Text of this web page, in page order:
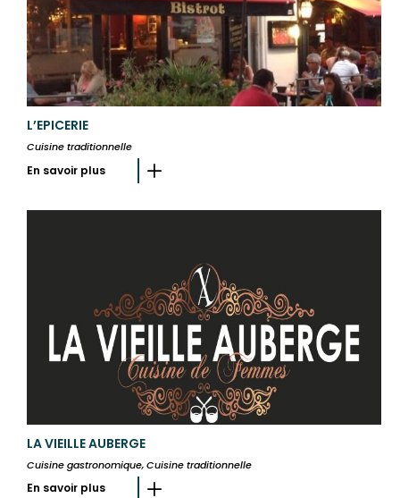
L’EPICERIE
Cuisine traditionnelle
En savoir plus
LA VIEILLE AUBERGE
Cuisine gastronomique, Cuisine traditionnelle
En savoir plus